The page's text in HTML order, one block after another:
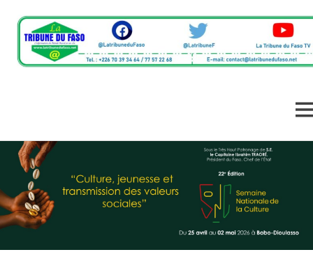
Skip
content
du
Faso
un
clic